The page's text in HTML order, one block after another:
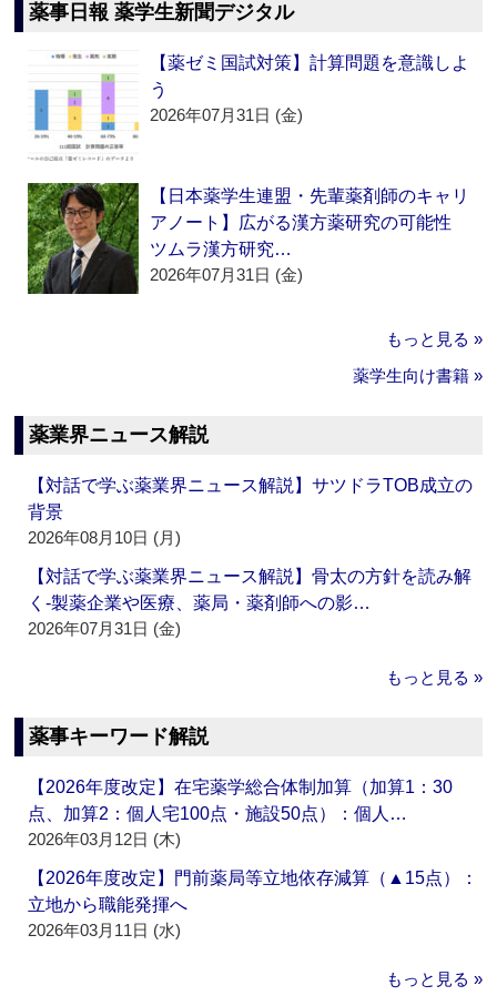
薬事日報 薬学生新聞デジタル
【薬ゼミ国試対策】計算問題を意識しよ
う
2026年07月31日 (金)
【日本薬学生連盟・先輩薬剤師のキャリ
アノート】広がる漢方薬研究の可能性
ツムラ漢方研究…
2026年07月31日 (金)
もっと見る »
薬学生向け書籍 »
薬業界ニュース解説
【対話で学ぶ薬業界ニュース解説】サツドラTOB成立の
背景
2026年08月10日 (月)
【対話で学ぶ薬業界ニュース解説】骨太の方針を読み解
く‐製薬企業や医療、薬局・薬剤師への影…
2026年07月31日 (金)
もっと見る »
薬事キーワード解説
【2026年度改定】在宅薬学総合体制加算（加算1：30
点、加算2：個人宅100点・施設50点）：個人…
2026年03月12日 (木)
【2026年度改定】門前薬局等立地依存減算（▲15点）：
立地から職能発揮へ
2026年03月11日 (水)
もっと見る »